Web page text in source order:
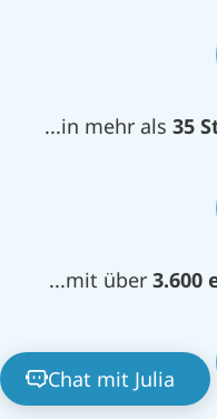
...in mehr als 35
...mit über 3.600
Chat mit Julia